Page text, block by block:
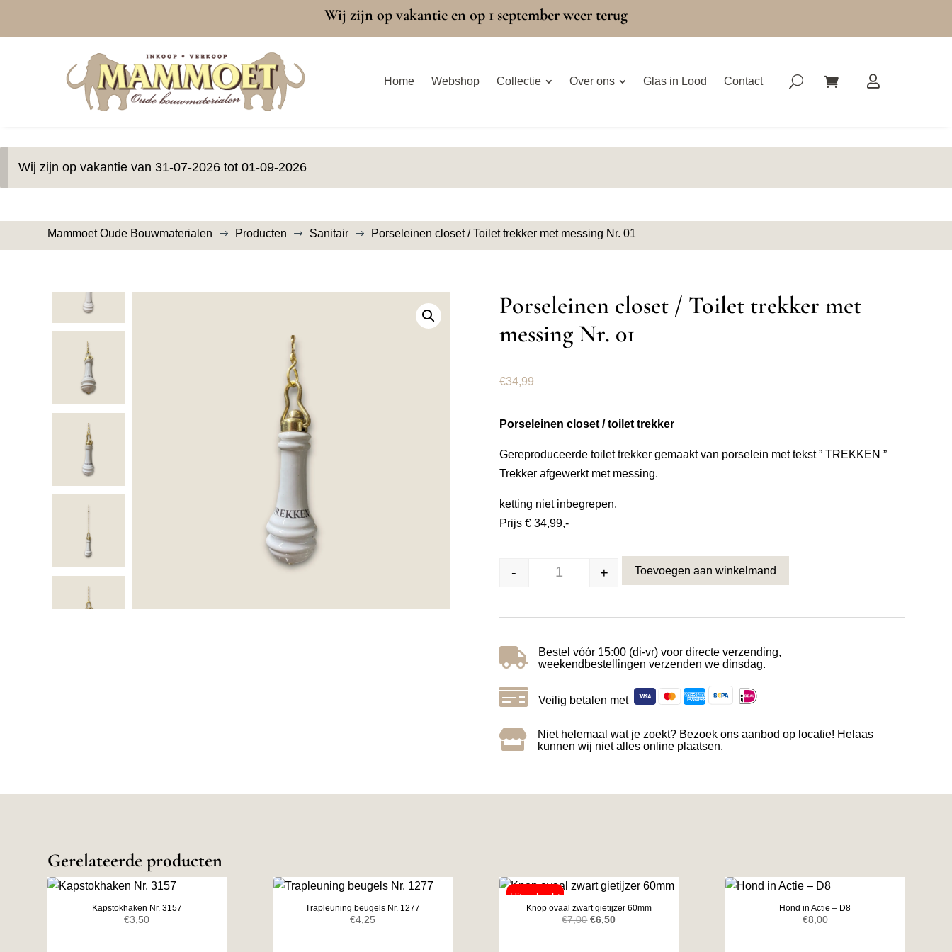
Wij zijn op vakantie en op 1 september weer terug
Home Webshop Collectie Over ons Glas in Lood Contact
Wij zijn op vakantie van 31-07-2026 tot 01-09-2026
Mammoet Oude Bouwmaterialen $ Producten $ Sanitair $ Porseleinen closet / Toilet trekker met messing Nr. 01
Porseleinen closet / Toilet trekker met
messing Nr. 01
€34,99
Porseleinen closet / toilet trekker
Gereproduceerde toilet trekker gemaakt van porselein met tekst ” TREKKEN ”
Trekker afgewerkt met messing.
ketting niet inbegrepen.
Prijs € 34,99,-
- + Toevoegen aan winkelmand

Bestel vóór 15:00 (di-vr) voor directe verzending,
weekendbestellingen verzenden we dinsdag.
 Veilig betalen met

Niet helemaal wat je zoekt? Bezoek ons aanbod op locatie! Helaas
kunnen wij niet alles online plaatsen.
Gerelateerde producten
Kapstokhaken Nr. 3157
€3,50
Trapleuning beugels Nr. 1277
€4,25
Knop ovaal zwart gietijzer 60mm
€7,00 Oorspronkelijke
€6,50Huidige
Hond in Actie – D8
€8,00